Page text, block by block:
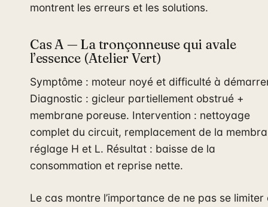
montrent les erreurs et les solutions.
Cas A — La tronçonneuse qui avale
l’essence (Atelier Vert)
Symptôme : moteur noyé et difficulté à
Diagnostic : gicleur partiellement obstrué +
membrane poreuse. Intervention : nettoyage
complet du circuit, remplacement de la
réglage H et L. Résultat : baisse de la
consommation et reprise nette.
Le cas montre l’importance de ne pas se limiter